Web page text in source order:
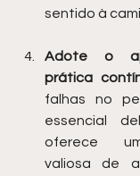
sentido à
Adote o
prática
falhas no
essencial
oferece
valiosa de